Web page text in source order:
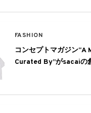
FASHION
コンセプトマガジン“A
Curated By”がsacaiの
ザイナー 阿部千登勢を